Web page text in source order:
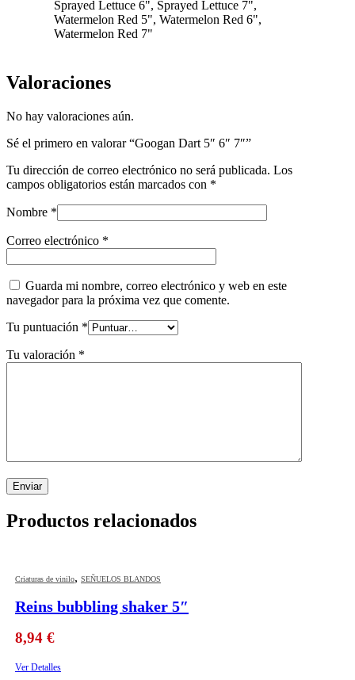
Sprayed Lettuce 6", Sprayed Lettuce 7",
Watermelon Red 5", Watermelon Red 6",
Watermelon Red 7"
Valoraciones
No hay valoraciones aún.
Sé el primero en valorar “Googan Dart 5″ 6″ 7″”
Tu dirección de correo electrónico no será publicada. Los
campos obligatorios están marcados con *
Nombre *
Correo electrónico *
Guarda mi nombre, correo electrónico y web en este
navegador para la próxima vez que comente.
Tu puntuación *
Tu valoración *
Productos relacionados
Criaturas de vinilo, SEÑUELOS BLANDOS
Reins bubbling shaker 5″
8,94 €
Ver Detalles